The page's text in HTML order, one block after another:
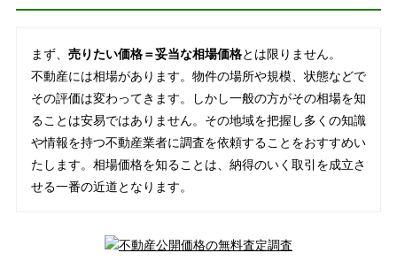
まず、 売りたい価格＝妥当な相場価格とは限りません。
不動産には相場があります。物件の場所や規模、状態などで
その評価は変わってきます。しかし一般の方がその相場を知
ることは安易ではありません。その地域を把握し多くの知識
や情報を持つ不動産業者に調査を依頼することをおすすめい
たします。相場価格を知ることは、納得のいく取引を成立さ
せる一番の近道となります。